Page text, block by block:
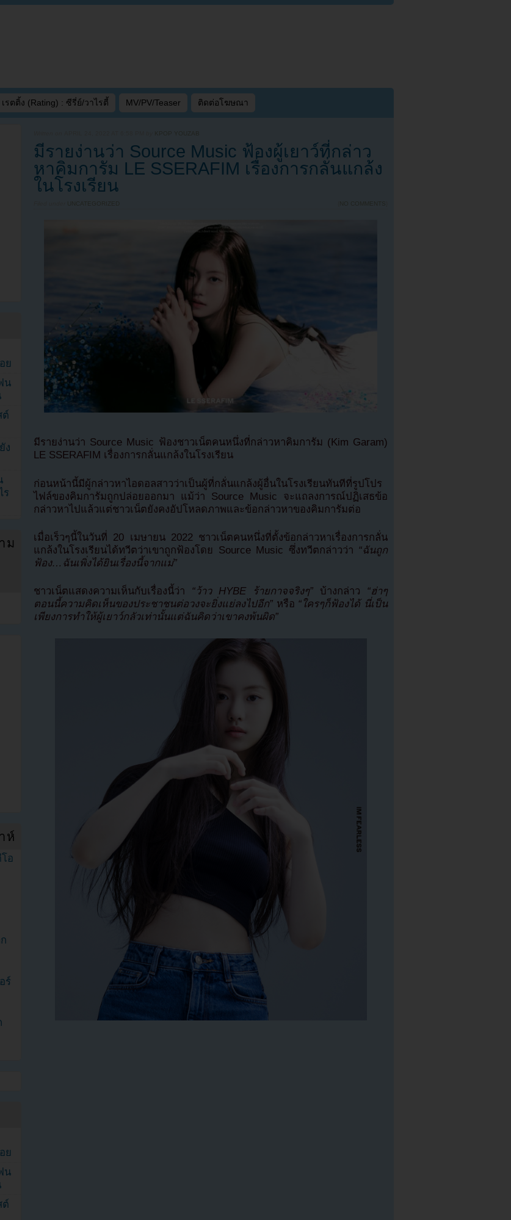
เรตติ้ง (Rating) : ซีรี่ย์/วาไรตี้ MV/PV/Teaser ติดต่อโฆษณา
KPOP YOUZAB
มีรายง่านว่า Source Music ฟ้องผู้เยาว์ที่กล่าว
หาคิมการัม LE SSERAFIM เรื่องการกลั่นแกล้ง
ในโรงเรียน
UNCATEGORIZED NO COMMENTS
มีรายง่านว่า Source Music ฟ้องชาวเน็ตคนหนึ่งที่กล่าวหาคิมการัม (Kim Garam)
LE SSERAFIM เรื่องการกลั่นแกล้งในโรงเรียน
ก่อนหน้านี้มีผู้กล่าวหาไอดอลสาวว่าเป็นผู้ที่กลั่นแกล้งผู้อื่นในโรงเรียนทันทีที่รูปโปร
ไฟล์ของคิมการัมถูกปล่อยออกมา แม้ว่า Source Music จะแถลงการณ์ปฏิเสธข้อ
กล่าวหาไปแล้วแต่ชาวเน็ตยังคงอัปโหลดภาพและข้อกล่าวหาของคิมการัมต่อ
เมื่อเร็วๆนี้ในวันที่ 20 เมษายน 2022 ชาวเน็ตคนหนึ่งที่ตั้งข้อกล่าวหาเรื่องการกลั่น
แกล้งในโรงเรียนได้ทวีตว่าเขาถูกฟ้องโดย Source Music ซึ่งทวีตกล่าวว่า “ฉันถูก
ฟ้อง…ฉันเพิ่งได้ยินเรื่องนี้จากแม่”
ชาวเน็ตแสดงความเห็นกับเรื่องนี้ว่า “ว้าว HYBE ร้ายกาจจริงๆ” บ้างกล่าว “ฮ่าๆ
ตอนนี้ความคิดเห็นของประชาชนต่อวงจะยิ่งแย่ลงไปอีก” หรือ “ใครๆก็ฟ้องได้ นี่เป็น
เพียงการทำให้ผู้เยาว์กลัวเท่านั้นแต่ฉันคิดว่าเขาคงพ้นผิด”
ย
น
ต์
ง
ร
ม
ห์
อ
ร์
ย
น
ต์